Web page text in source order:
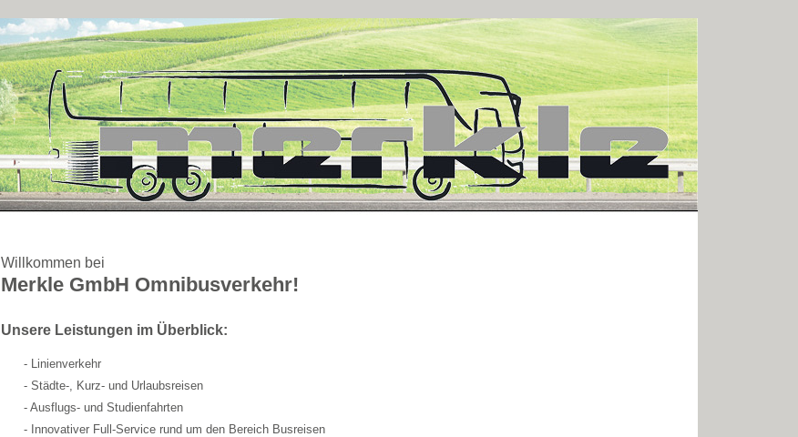
Willkommen bei
Merkle GmbH Omnibusverkehr!
Unsere Leistungen im Überblick:
- Linienverkehr
- Städte-, Kurz- und Urlaubsreisen
- Ausflugs- und Studienfahrten
- Innovativer Full-Service rund um den Bereich Busreisen